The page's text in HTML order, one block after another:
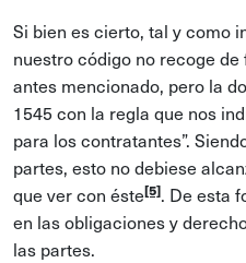
Si bien es cierto, tal y como
nuestro código no recoge
antes mencionado, pero la
1545 con la regla que nos
para los contratantes”.
partes, esto no debiese
que ver con éste[5]. De esta
en las obligaciones y
las partes.